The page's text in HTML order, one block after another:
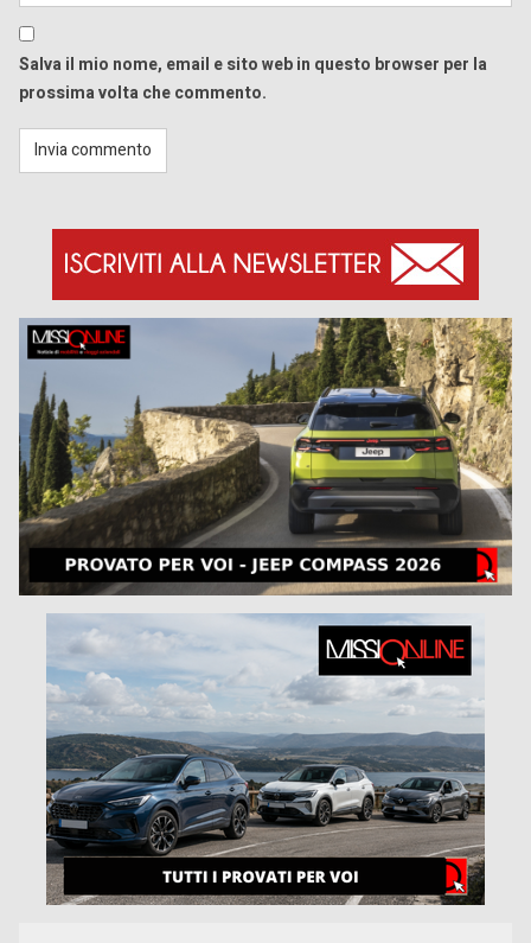
Salva il mio nome, email e sito web in questo browser per la
prossima volta che commento.